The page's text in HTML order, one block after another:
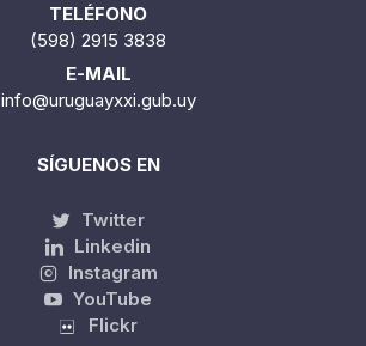
TELÉFONO
(598) 2915 3838
E-MAIL
info@uruguayxxi.gub.uy
SÍGUENOS EN
Twitter
Linkedin
Instagram
YouTube
Flickr